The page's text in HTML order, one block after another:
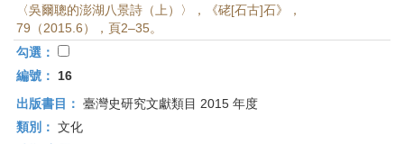
〈吳爾聰的澎湖八景詩（上）〉，《硓[石古]石》，
79（2015.6），頁2–35。
勾選：
編號：
16
出版書目： 臺灣史研究文獻類目 2015 年度
類別： 文化